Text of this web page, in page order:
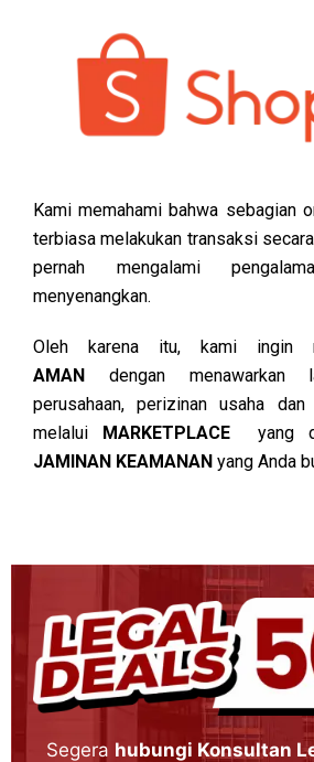
Kami memahami bahwa sebagian
terbiasa melakukan transaksi
pernah mengalami
menyenangkan.
Oleh karena itu, kami ingin
AMAN dengan menawarkan
perusahaan, perizinan usaha
melalui MARKETPLACEyang
JAMINAN KEAMANAN yang Anda
Segera hubungi Konsultan